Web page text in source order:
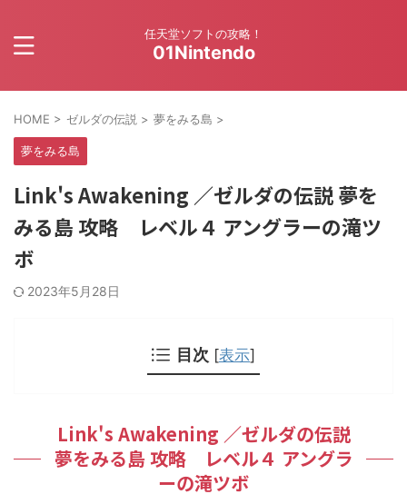
任天堂ソフトの攻略！
01Nintendo
HOME > ゼルダの伝説 > 夢をみる島 >
夢をみる島
Link's Awakening ／ゼルダの伝説 夢を
みる島 攻略 レベル４ アングラーの滝ツ
ボ
2023年5月28日
目次 [表示]
Link's Awakening ／ゼルダの伝説
夢をみる島 攻略 レベル４ アングラ
ーの滝ツボ